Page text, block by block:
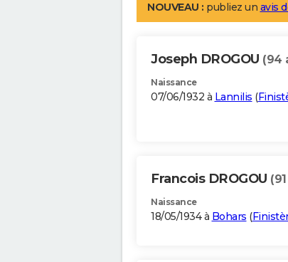
NOUVEAU : publiez un avis
Joseph DROGOU (94
Naissance
07/06/1932 à Lannilis (
Francois DROGOU
Naissance
18/05/1934 à Bohars (